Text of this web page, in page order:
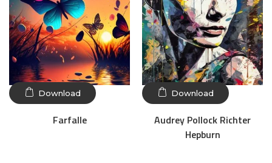
Download
Farfalle
Download
Audrey Pollock Richter
Hepburn